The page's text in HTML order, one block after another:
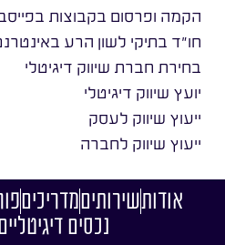
הקמה ופרסום בקבוצות
חו״ד בתיקי לשון הרע
בחירת חברת שיווק דיגיטלי
יועץ שיווק דיגיטלי
ייעוץ שיווק לעסק
ייעוץ שיווק לחברה
אודותשירותיםמדריכים
נכסים